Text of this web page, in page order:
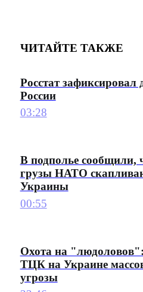
ЧИТАЙТЕ ТАКЖЕ
Росстат
России
03:28
В подполье сообщили,
грузы НАТО
Украины
00:55
Охота на
ТЦК на Украине
угрозы